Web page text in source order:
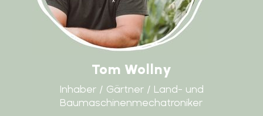
Tom Wollny
Inhaber / Gärtner / Land- und
Baumaschinenmechatroniker